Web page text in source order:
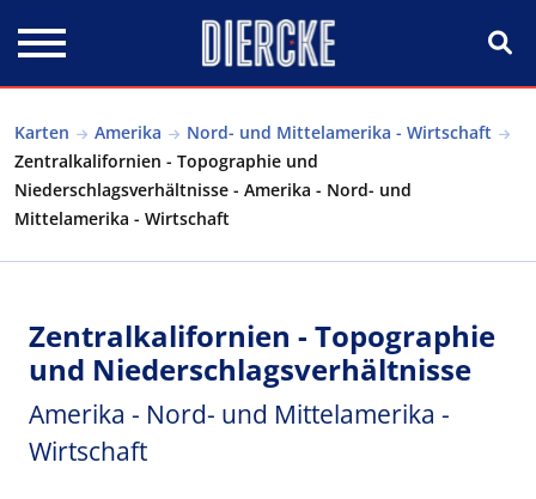
Karten Amerika
Nord- und Mittelamerika - Wirtschaft
Zentralkalifornien - Topographie und
Niederschlagsverhältnisse - Amerika - Nord- und
Mittelamerika - Wirtschaft
Zentralkalifornien - Topographie
und Niederschlagsverhältnisse
Amerika - Nord- und Mittelamerika -
Wirtschaft